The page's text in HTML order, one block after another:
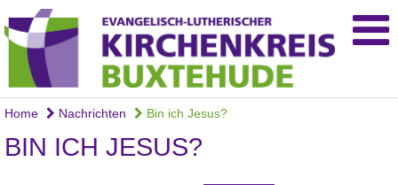
Home Nachrichten Bin ich Jesus?
BIN ICH JESUS?